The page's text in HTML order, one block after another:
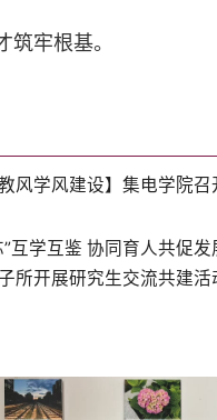
筑牢根基。
教风学风建设】集电学院
”互学互鉴 协同育人共促
所开展研究生交流共建活